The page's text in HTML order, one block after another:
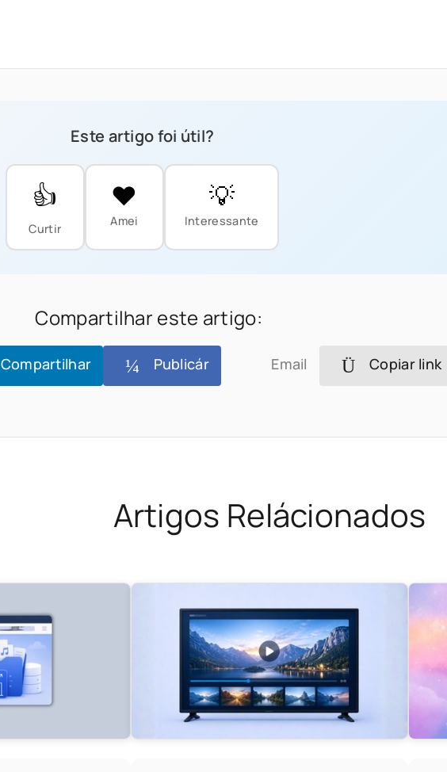
Este artigo foi útil?
👍
Curtir
❤️
Amei
💡
Interessante
Compartilhar este artigo:
Compartilhar Publicár Email Copiar link
Artigos Relácionados